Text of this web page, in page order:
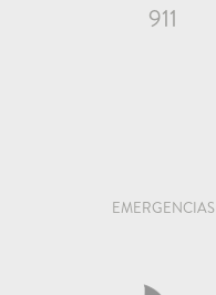
911
EMERGENCIAS